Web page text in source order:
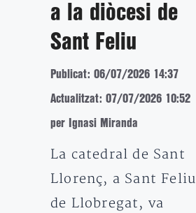
a la diòcesi de
Sant Feliu
Publicat: 06/07/2026 14:37
Actualitzat: 07/07/2026 10:52
per Ignasi Miranda
La catedral de Sant
Llorenç, a Sant Feliu
de Llobregat, va